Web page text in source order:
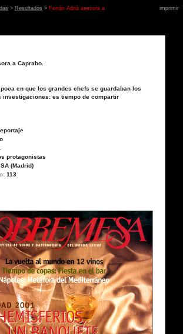
> Resultados > Ferrán Adrià asesora a
imprimir
a Caprabo.
en que los grandes chefs se guardaban los
investigaciones: es tiempo de compartir
protagonistas
(Madrid)
113